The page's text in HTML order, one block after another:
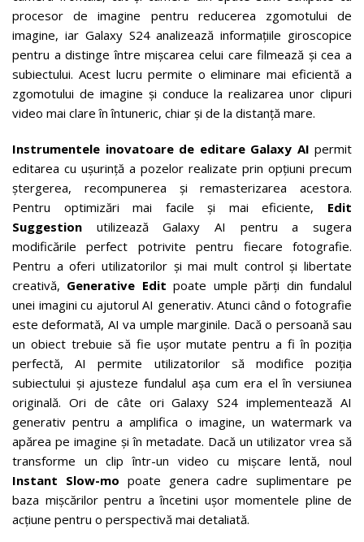
procesor de imagine pentru reducerea zgomotului de
imagine, iar Galaxy S24 analizează informațiile giroscopice
pentru a distinge între mișcarea celui care filmează și cea a
subiectului. Acest lucru permite o eliminare mai eficientă a
zgomotului de imagine și conduce la realizarea unor clipuri
video mai clare în întuneric, chiar și de la distanță mare.
Instrumentele inovatoare de editare Galaxy AI permit
editarea cu ușurință a pozelor realizate prin opțiuni precum
ștergerea, recompunerea și remasterizarea acestora.
Pentru optimizări mai facile și mai eficiente, Edit
Suggestion
utilizează Galaxy AI pentru a sugera
modificările perfect potrivite pentru fiecare fotografie.
Pentru a oferi utilizatorilor și mai mult control și libertate
creativă, Generative Edit poate umple părți din fundalul
unei imagini cu ajutorul AI generativ. Atunci când o fotografie
este deformată, AI va umple marginile. Dacă o persoană sau
un obiect trebuie să fie ușor mutate pentru a fi în poziția
perfectă, AI permite utilizatorilor să modifice poziția
subiectului și ajusteze fundalul așa cum era el în versiunea
originală. Ori de câte ori Galaxy S24 implementează AI
generativ pentru a amplifica o imagine, un watermark va
apărea pe imagine și în metadate. Dacă un utilizator vrea să
transforme un clip într-un video cu mișcare lentă, noul
Instant Slow-mo poate genera cadre suplimentare pe
baza mișcărilor pentru a încetini ușor momentele pline de
acțiune pentru o perspectivă mai detaliată.